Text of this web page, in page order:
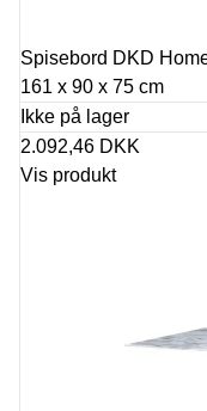
Spisebord DKD
161 x 90 x 75 cm
Ikke på lager
2.092,46 DKK
Vis produkt